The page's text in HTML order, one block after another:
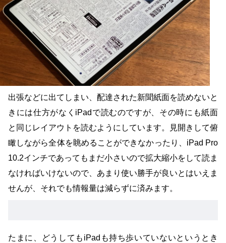
出張などに出てしまい、配達された新聞紙面を読めないと
きには仕方がなくiPadで読むのですが、その時にも紙面
と同じレイアウトを読むようにしています。見開きして俯
瞰しながら全体を眺めることができなかったり、iPad Pro
10.2インチであってもまだ小さいので拡大縮小をして読ま
なければいけないので、あまり使い勝手が良いとはいえま
せんが、それでも情報量は減らずに済みます。
たまに、どうしてもiPadも持ち歩いていないというとき